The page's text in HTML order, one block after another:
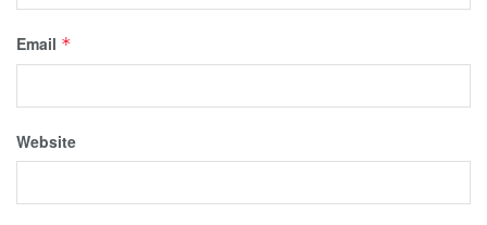
Email *
Website